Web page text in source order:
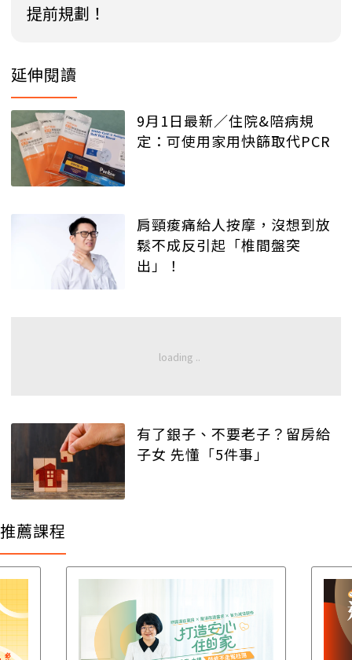
提前規劃！
延伸閱讀
9月1日最新／住院&陪病規
定：可使用家用快篩取代PCR
肩頸痠痛給人按摩，沒想到放
鬆不成反引起「椎間盤突
出」！
有了銀子、不要老子？留房給
子女 先懂「5件事」
推薦課程